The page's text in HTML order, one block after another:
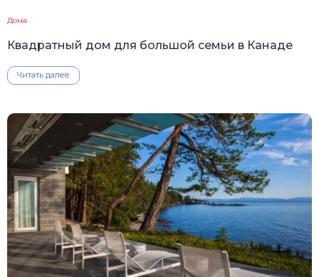
Дома
Квадратный дом для большой семьи в Канаде
Читать далее